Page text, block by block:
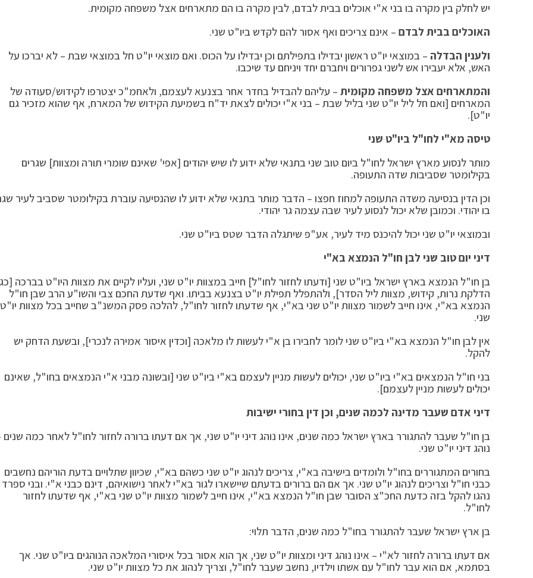
יש לחלק בין מקרה בו בני א"י אוכלים בבית לבדם, לבין מקרה בו הם מתארחים אצל משפחה מקומית.
האוכלים בבית לבדם – אינם צריכים ואף אסור להם לקדש ביו"ט שני.
ולענין הבדלה – במוצאי יו"ט ראשון יבדילו בתפילתם וכן יבדילו על הכוס. ואם מוצאי יו"ט חל במוצאי שבת – לא יברכו על
האש, אלא יעבירו אש לשני גפרורים ויחברם יחד ויניחם עד שיכבו.
והמתארחים אצל משפחה מקומית – עליהם להבדיל בחדר אחר בצנעא לעצמם, ולאחמ"כ יצטרפו לקידוש/סעודה של
המארחים [ואם חל ליל יו"ט שני בליל שבת – בני א"י יכולים לצאת יד"ח בשמיעת הקידוש של המארח, אף שהוא מזכיר גם
יו"ט].
טיסה מא"י לחו"ל ביו"ט שני
מותר לנסוע מארץ ישראל לחו"ל ביום טוב שני בתנאי שלא ידוע לו שיש יהודים [אפי' שאינם שומרי תורה ומצוות] שגרים
בקילומטר שסביבות שדה התעופה.
וכן הדין בנסיעה משדה התעופה למחוז חפצו – הדבר מותר בתנאי שלא ידוע לו שהנסיעה עוברת בקילומטר שסביב לעיר
בו יהודי. וכמובן שלא יכול לנסוע לעיר שבה עצמה גר יהודי.
ובמוצאי יו"ט שני יכול להיכנס מיד לעיר, אע"פ שיתגלה הדבר שטס ביו"ט שני.
דיני יום טוב שני לבן חו"ל הנמצא בא"י
בן חו"ל הנמצא בארץ ישראל ביו"ט שני [ודעתו לחזור לחו"ל] חייב במצוות יו"ט שני, ועליו לקיים את מצוות היו"ט בברכה
הדלקת נרות, קידוש, מצוות ליל הסדר], ולהתפלל תפילת יו"ט בצנעא בביתו. ואף שדעת החכם צבי והשו"ע הרב שבן חו"ל
הנמצא בא"י, אינו חייב לשמור מצוות יו"ט שני בא"י, אף שדעתו לחזור לחו"ל, להלכה פסק המשנ"ב שחייב בכל מצוות יו"ט
שני.
אין לבן חו"ל הנמצא בא"י ביו"ט שני לומר לחבירו בן א"י לעשות לו מלאכה [וכדין איסור אמירה לנכרי], ובשעת הדחק יש
להקל.
בני חו"ל הנמצאים בא"י ביו"ט שני, יכולים לעשות מניין לעצמם בא"י ביו"ט שני [ובשונה מבני א"י הנמצאים בחו"ל, שאינם
יכולים לעשות מניין לעצמם].
דיני אדם שעבר מדינה לכמה שנים, וכן דין בחורי ישיבות
בן חו"ל שעבר להתגורר בארץ ישראל כמה שנים, אינו נוהג דיני יו"ט שני, אך אם דעתו ברורה לחזור לחו"ל לאחר כמה שנים
נוהג דיני יו"ט שני.
בחורים המתגוררים בחו"ל ולומדים בישיבה בא"י, צריכים לנהוג יו"ט שני כשהם בא"י, שכיוון שתלויים בדעת הוריהם נחשבים
כבני חו"ל וצריכים לנהוג יו"ט שני. אך אם הם ברורים בדעתם שיישארו לגור בא"י לאחר נישואיהם, דינם כבני א"י. ובני ספרד
נהגו להקל בזה כדעת החכ"צ הסובר שבן חו"ל הנמצא בא"י, אינו חייב לשמור מצוות יו"ט שני בא"י, אף שדעתו לחזור
לחו"ל.
בן ארץ ישראל שעבר להתגורר בחו"ל כמה שנים, הדבר תלוי:
אם דעתו ברורה לחזור לא"י – אינו נוהג דיני ומצוות יו"ט שני, אך הוא אסור בכל איסורי המלאכה הנוהגים ביו"ט שני. אך
בסתמא, אם הוא עבר לחו"ל עם אשתו וילדיו, נחשב שעבר לחו"ל, וצריך לנהוג את כל מצוות יו"ט שני.